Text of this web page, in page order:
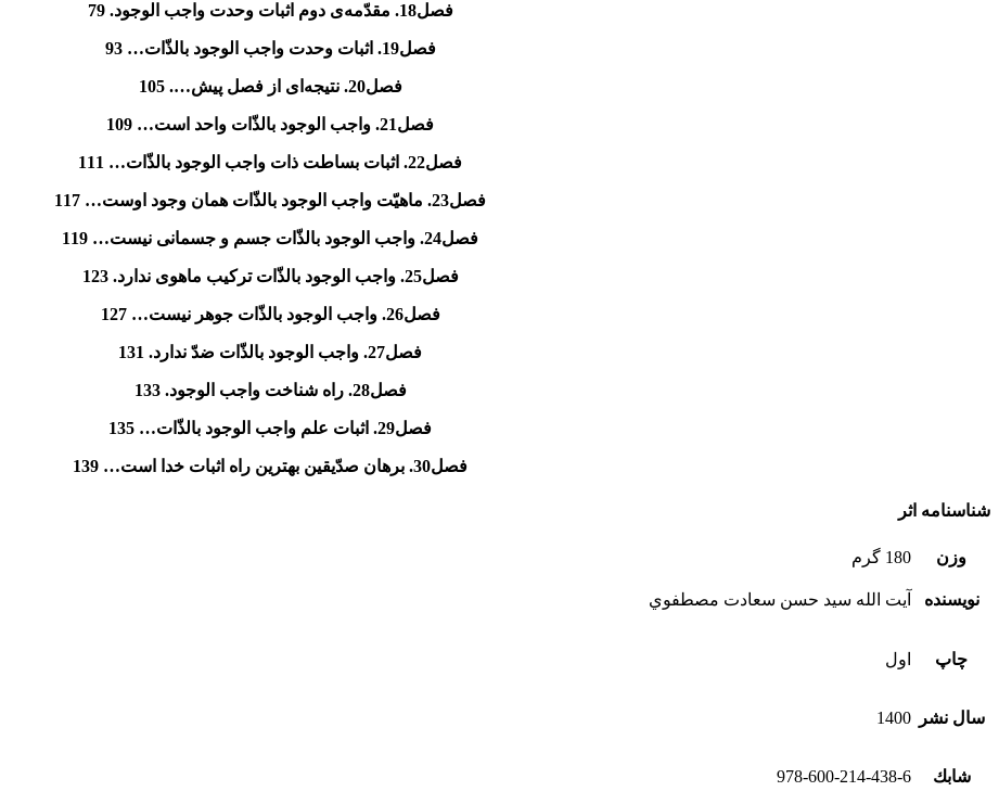
فصل18. مقدّمه‌ی دوم اثبات وحدت واجب الوجود. 79
فصل19. اثبات وحدت واجب الوجود بالذّات… 93
فصل20. نتیجه‌ای از فصل پیش…. 105
فصل21. واجب الوجود بالذّات واحد است… 109
فصل22. اثبات بساطت ذات واجب الوجود بالذّات… 111
فصل23. ماهیّت واجب الوجود بالذّات همان وجود اوست… 117
فصل24. واجب الوجود بالذّات جسم و جسمانی نیست… 119
فصل25. واجب الوجود بالذّات ترکیب ماهوی ندارد. 123
فصل26. واجب الوجود بالذّات جوهر نیست… 127
فصل27. واجب الوجود بالذّات ضدّ ندارد. 131
فصل28. راه شناخت واجب الوجود. 133
فصل29. اثبات علم واجب الوجود بالذّات… 135
فصل30. برهان صدّیقین بهترین راه اثبات خدا است… 139
شناسنامه اثر
وزن 180 گرم
نویسنده آيت الله سيد حسن سعادت مصطفوي
چاپ اول
سال نشر 1400
شابك 978-600-214-438-6